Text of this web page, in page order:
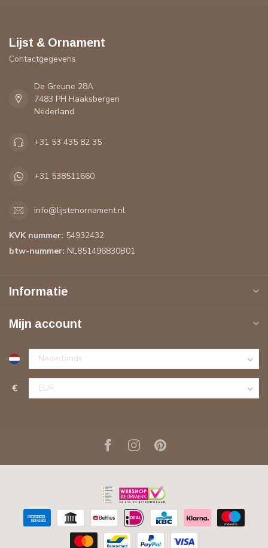
Lijst & Ornament
Contactgegevens
De Greune 28A
7483 PH Haaksbergen
Nederland
+31 53 435 82 35
+31 538511660
info@lijstenornament.nl
KVK nummer: 54932432
btw-nummer: NL851496830B01
Informatie
Mijn account
€